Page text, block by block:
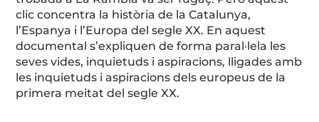
clic concentra la història de la Catalunya,
l’Espanya i l’Europa del segle XX. En aquest
documental s’expliquen de forma paral·lela les
seves vides, inquietuds i aspiracions, lligades amb
les inquietuds i aspiracions dels europeus de la
primera meitat del segle XX.